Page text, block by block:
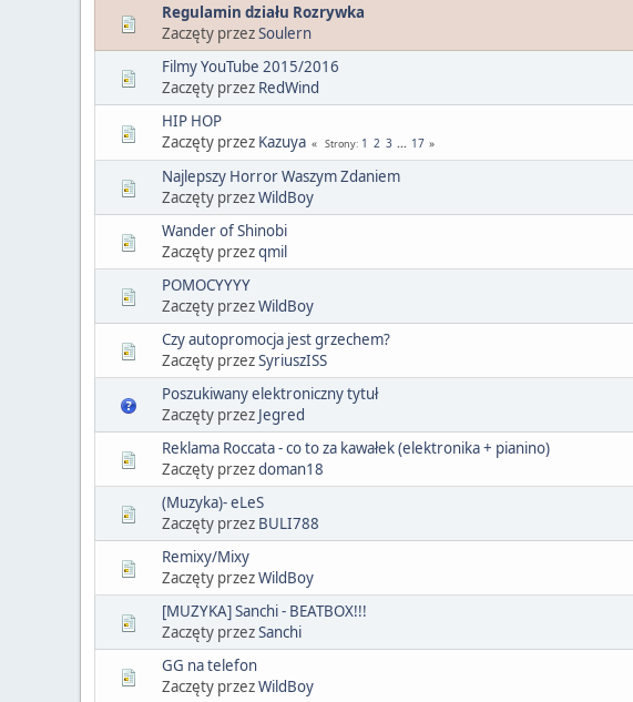
Regulamin działu Rozrywka
Zaczęty przezSoulern
Filmy YouTube 2015/2016
Zaczęty przez RedWind
HIP HOP
Zaczęty przez Kazuya Strony 1 2 3 ... 17
Najlepszy Horror Waszym Zdaniem
Zaczęty przezWildBoy
Wander of Shinobi
Zaczęty przezqmil
POMOCYYYY
Zaczęty przezWildBoy
Czy autopromocja jest grzechem?
Zaczęty przezSyriuszISS
Poszukiwany elektroniczny tytuł
Zaczęty przez Jegred
Reklama Roccata - co to za kawałek (elektronika + pianino)
Zaczęty przezdoman18
(Muzyka)- eLeS
Zaczęty przez BULI788
Remixy/Mixy
Zaczęty przezWildBoy
[MUZYKA] Sanchi - BEATBOX!!!
Zaczęty przezSanchi
GG na telefon
Zaczęty przezWildBoy